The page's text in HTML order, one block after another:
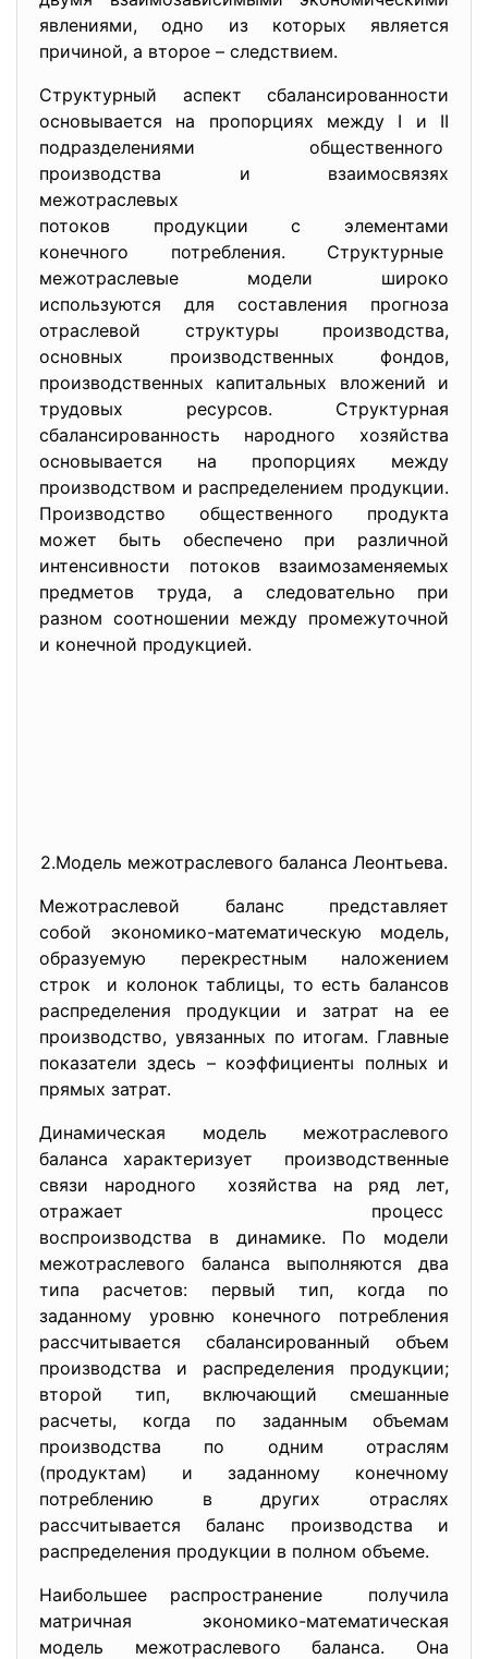
явлениями, одно из которых является
причиной, а второе – следствием.
Структурный аспект сбалансированности
основывается на пропорциях между I и II
подразделениями общественного
производства и взаимосвязях
межотраслевых
потоков продукции с элементами
конечного потребления. Структурные
межотраслевые модели широко
используются для составления прогноза
отраслевой структуры производства,
основных производственных фондов,
производственных капитальных вложений и
трудовых ресурсов. Структурная
сбалансированность народного хозяйства
основывается на пропорциях между
производством и распределением продукции.
Производство общественного продукта
может быть обеспечено при различной
интенсивности потоков взаимозаменяемых
предметов труда, а следовательно при
разном соотношении между промежуточной
и конечной продукцией.
2.Модель межотраслевого баланса Леонтьева.
Межотраслевой баланс представляет
собой экономико-математическую модель,
образуемую перекрестным наложением
строк и колонок таблицы, то есть балансов
распределения продукции и затрат на ее
производство, увязанных по итогам. Главные
показатели здесь – коэффициенты полных и
прямых затрат.
Динамическая модель межотраслевого
баланса характеризует производственные
связи народного хозяйства на ряд лет,
отражает процесс
воспроизводства в динамике. По модели
межотраслевого баланса выполняются два
типа расчетов: первый тип, когда по
заданному уровню конечного потребления
рассчитывается сбалансированный объем
производства и распределения продукции;
второй тип, включающий смешанные
расчеты, когда по заданным объемам
производства по одним отраслям
(продуктам) и заданному конечному
потреблению в других отраслях
рассчитывается баланс производства и
распределения продукции в полном объеме.
Наибольшее распространение получила
матричная экономико-математическая
модель межотраслевого баланса. Она